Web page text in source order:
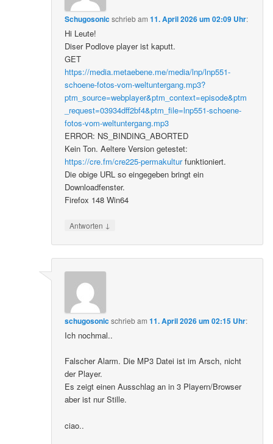
Schugosonicschriebam11. April 2026 um 02:09 Uhr:
Hi Leute!
Diser Podlove player ist kaputt.
GET
https://media.metaebene.me/media/lnp/lnp551-
schoene-fotos-vom-weltuntergang.mp3?
ptm_source=webplayer&ptm_context=episode&ptm
_request=03934dff2bf4&ptm_file=lnp551-schoene-
fotos-vom-weltuntergang.mp3
ERROR: NS_BINDING_ABORTED
Kein Ton. Aeltere Version getestet:
https://cre.fm/cre225-permakulturfunktioniert.
Die obige URL so eingegeben bringt ein
Downloadfenster.
Firefox 148 Win64
Antworten ↓
schugosonicschriebam11. April 2026 um 02:15 Uhr:
Ich nochmal..
Falscher Alarm. Die MP3 Datei ist im Arsch, nicht
der Player.
Es zeigt einen Ausschlag an in 3 Playern/Browser
aber ist nur Stille.
ciao..